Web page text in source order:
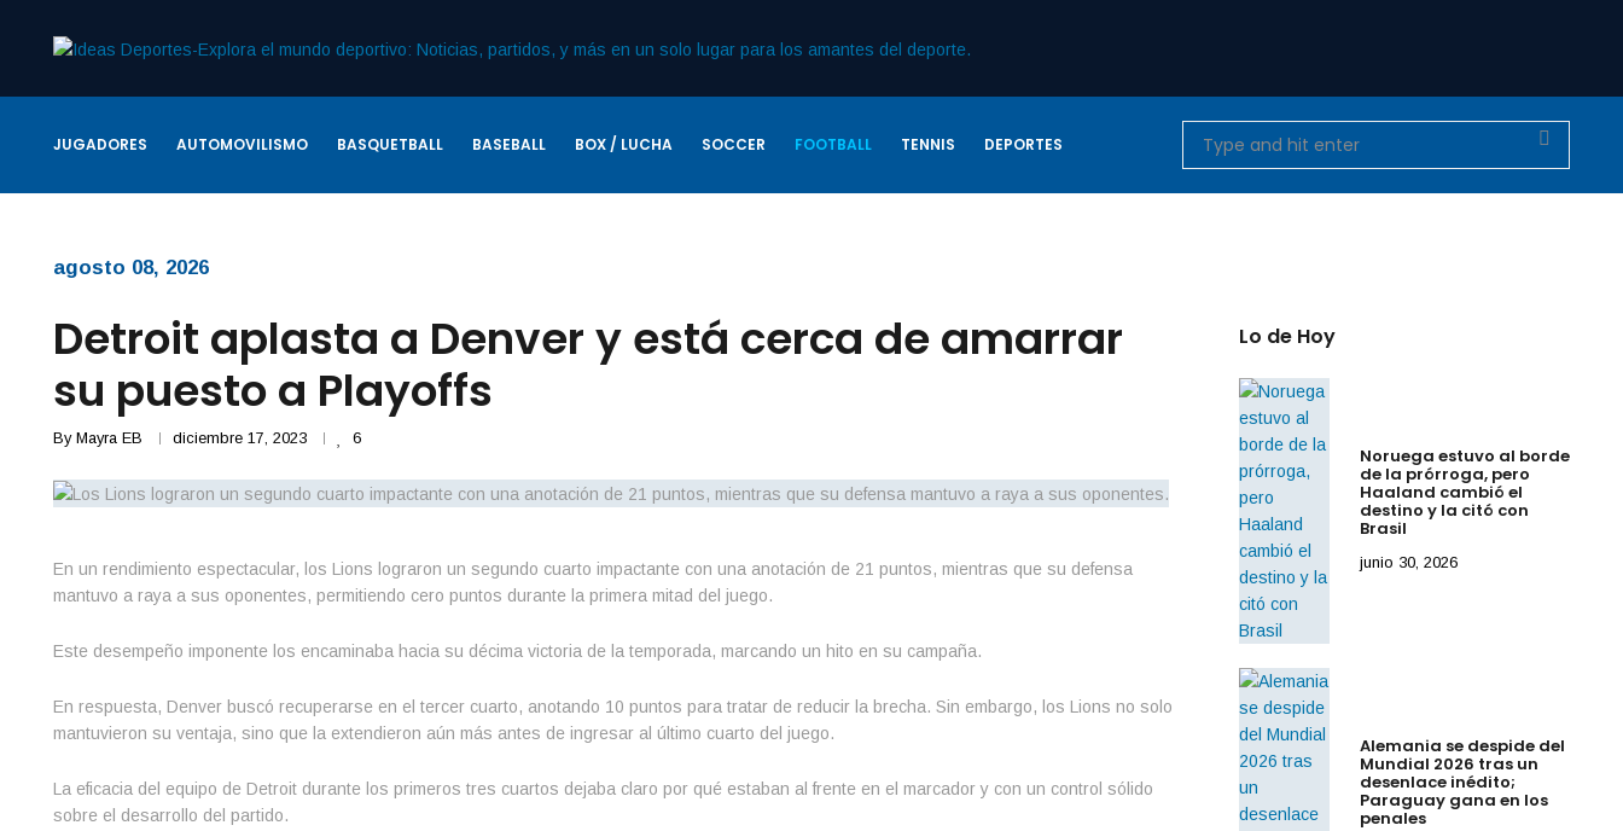
JUGADORES AUTOMOVILISMO BASQUETBALL BASEBALL BOX / LUCHA SOCCER FOOTBALL TENNIS DEPORTES
agosto 08, 2026
Detroit aplasta a Denver y está cerca de amarrar
su puesto a Playoffs
By Mayra EB diciembre 17, 2023 6
En un rendimiento espectacular, los Lions lograron un segundo cuarto impactante con una anotación de 21 puntos, mientras que su defensa
mantuvo a raya a sus oponentes, permitiendo cero puntos durante la primera mitad del juego.
Este desempeño imponente los encaminaba hacia su décima victoria de la temporada, marcando un hito en su campaña.
En respuesta, Denver buscó recuperarse en el tercer cuarto, anotando 10 puntos para tratar de reducir la brecha. Sin embargo, los Lions no solo
mantuvieron su ventaja, sino que la extendieron aún más antes de ingresar al último cuarto del juego.
La eficacia del equipo de Detroit durante los primeros tres cuartos dejaba claro por qué estaban al frente en el marcador y con un control sólido
sobre el desarrollo del partido.
Lo de Hoy
Noruega estuvo al borde
de la prórroga, pero
Haaland cambió el
destino y la citó con
Brasil
junio 30, 2026
Alemania se despide del
Mundial 2026 tras un
desenlace inédito;
Paraguay gana en los
penales